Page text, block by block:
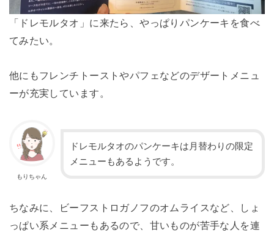
「ドレモルタオ」に来たら、やっぱりパンケーキを食べ
てみたい。
他にもフレンチトーストやパフェなどのデザートメニュ
ーが充実しています。
もりちゃん
ドレモルタオのパンケーキは月替わりの限定
メニューもあるようです。
ちなみに、ビーフストロガノフのオムライスなど、しょ
っぱい系メニューもあるので、甘いものが苦手な人を連